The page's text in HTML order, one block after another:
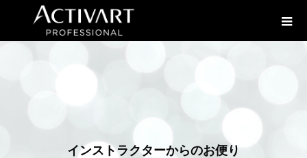
インス トラクターからのお便 り